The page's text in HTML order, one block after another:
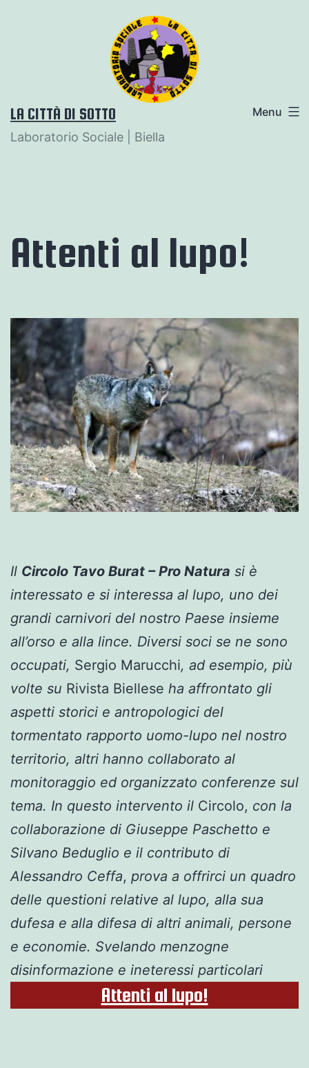
LA CITTÀ DI SOTTO
Laboratorio Sociale | Biella
Menu
Attenti al lupo!
Il Circolo Tavo Burat – Pro Natura si è
interessato e si interessa al lupo, uno dei
grandi carnivori del nostro Paese insieme
all’orso e alla lince. Diversi soci se ne sono
occupati, Sergio Marucchi, ad esempio, più
volte su Rivista Biellese ha affrontato gli
aspetti storici e antropologici del
tormentato rapporto uomo-lupo nel nostro
territorio, altri hanno collaborato al
monitoraggio ed organizzato conferenze sul
tema. In questo intervento il Circolo, con la
collaborazione di Giuseppe Paschetto e
Silvano Beduglio e il contributo di
Alessandro Ceffa, prova a offrirci un quadro
delle questioni relative al lupo, alla sua
dufesa e alla difesa di altri animali, persone
e economie. Svelando menzogne
disinformazione e ineteressi particolari
Attenti al lupo!